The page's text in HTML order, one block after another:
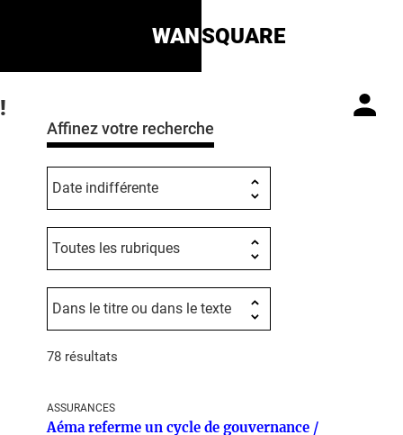
WANSQUARE
!
Affinez votre recherche
78 résultats
ASSURANCES
Aéma referme un cycle de gouvernance /